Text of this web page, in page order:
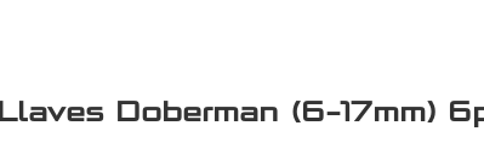
Doberman (6-17mm)